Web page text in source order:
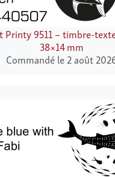
Printy 9511 – timbre-
38×14 mm
Commandé le 2 août